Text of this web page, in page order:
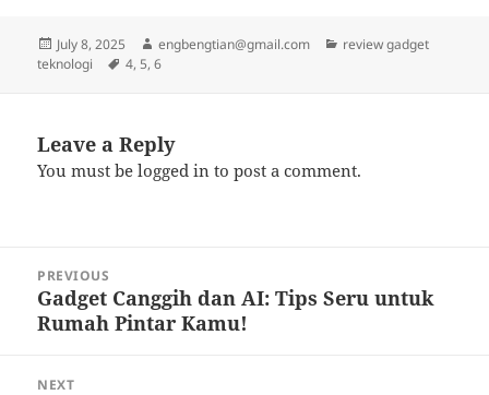
Posted
on
July 8, 2025 Author
engbengtian@gmail.com Categories
review gadget
teknologi
Tags
4,5,6
Leave a Reply
You must belogged in to post a comment.
navigation
PREVIOUS
Previous
post:
Gadget Canggih dan AI: Tips Seru untuk
Rumah Pintar Kamu!
NEXT